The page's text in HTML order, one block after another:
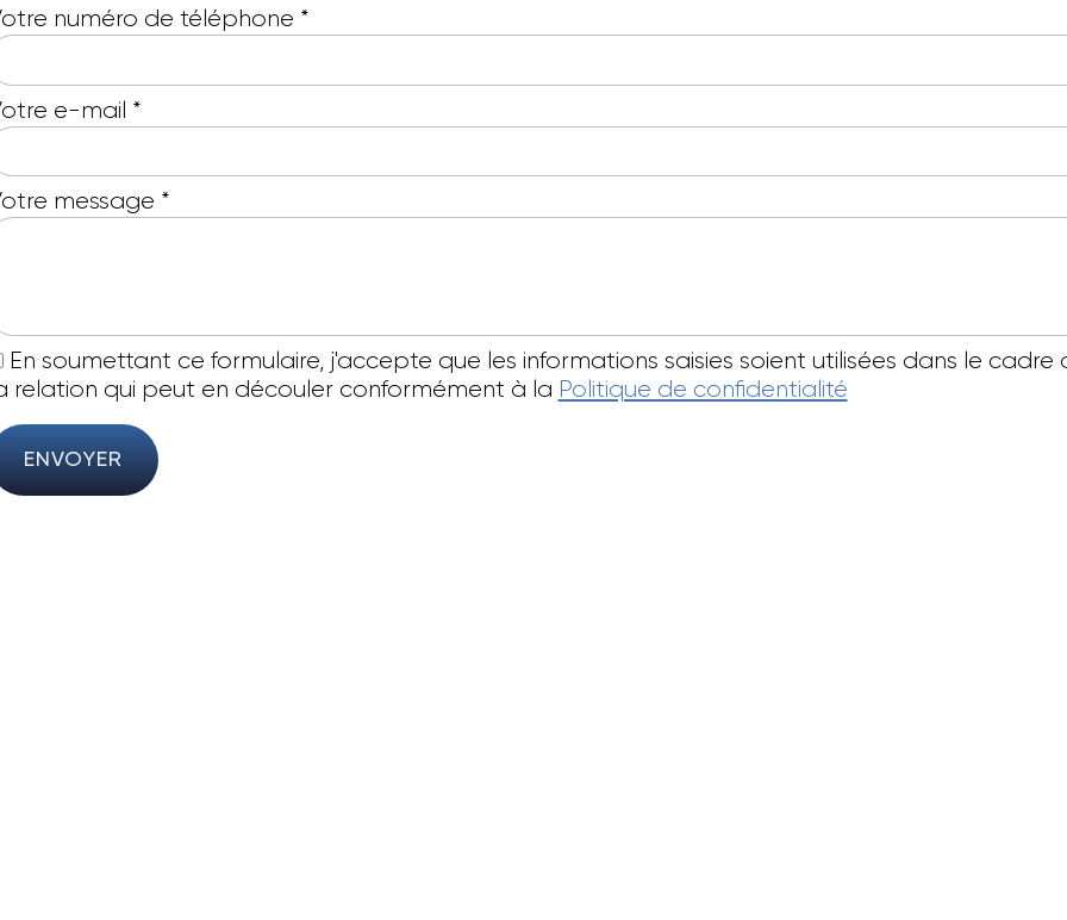
numéro de téléphone *
e-mail *
message *
En soumettant ce formulaire, j'accepte que les informations saisies soient utilisées dans le
relation qui peut en découler conformément à la Politique de confidentialité
ENVOYER